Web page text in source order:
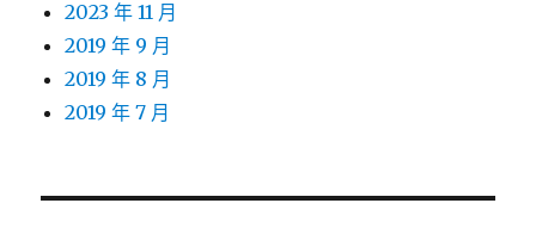
2023 年 11 月
2019 年 9 月
2019 年 8 月
2019 年 7 月